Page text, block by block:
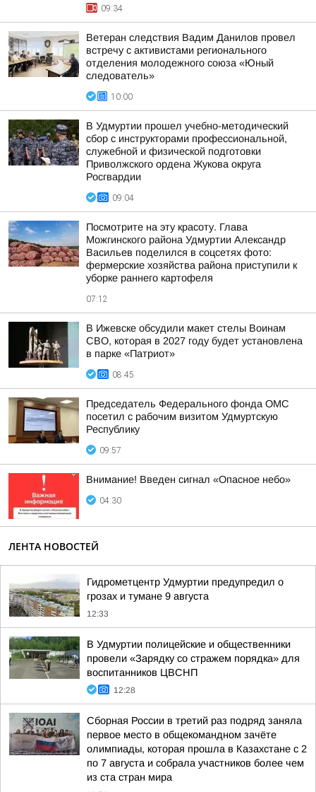
09:34
Ветеран следствия Вадим Данилов провел
встречу с активистами регионального
отделения молодежного союза «Юный
следователь»
10:00
В Удмуртии прошел учебно-методический
сбор с инструкторами профессиональной,
служебной и физической подготовки
Приволжского ордена Жукова округа
Росгвардии
09:04
Посмотрите на эту красоту. Глава
Можгинского района Удмуртии Александр
Васильев поделился в соцсетях фото:
фермерские хозяйства района приступили к
уборке раннего картофеля
07:12
В Ижевске обсудили макет стелы Воинам
СВО, которая в 2027 году будет установлена
в парке «Патриот»
08:45
Председатель Федерального фонда ОМС
посетил с рабочим визитом Удмуртскую
Республику
09:57
Внимание! Введен сигнал «Опасное небо»
04:30
ЛЕНТА НОВОСТЕЙ
Гидрометцентр Удмуртии предупредил о
грозах и тумане 9 августа
12:33
В Удмуртии полицейские и общественники
провели «Зарядку со стражем порядка» для
воспитанников ЦВСНП
12:28
Сборная России в третий раз подряд заняла
первое место в общекомандном зачёте
олимпиады, которая прошла в Казахстане с 2
по 7 августа и собрала участников более чем
из ста стран мира